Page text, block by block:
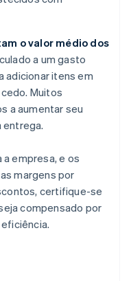
o valor médio dos
a um gasto
adicionar itens em
Muitos
a aumentar seu
entrega.
empresa, e os
margens por
certifique-se
compensado por